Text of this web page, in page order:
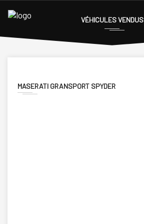
VÉHICULES VENDUS
MASERATI GRANSPORT SPYDER